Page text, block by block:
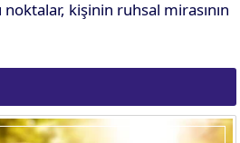
kişinin ruhsal mirasının